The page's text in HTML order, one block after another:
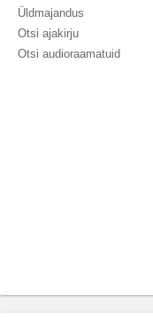
Üldmajandus
Otsi ajakirju
Otsi audioraamatuid